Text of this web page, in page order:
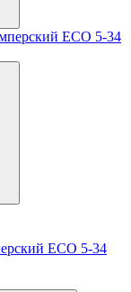
ЕСО 5-34